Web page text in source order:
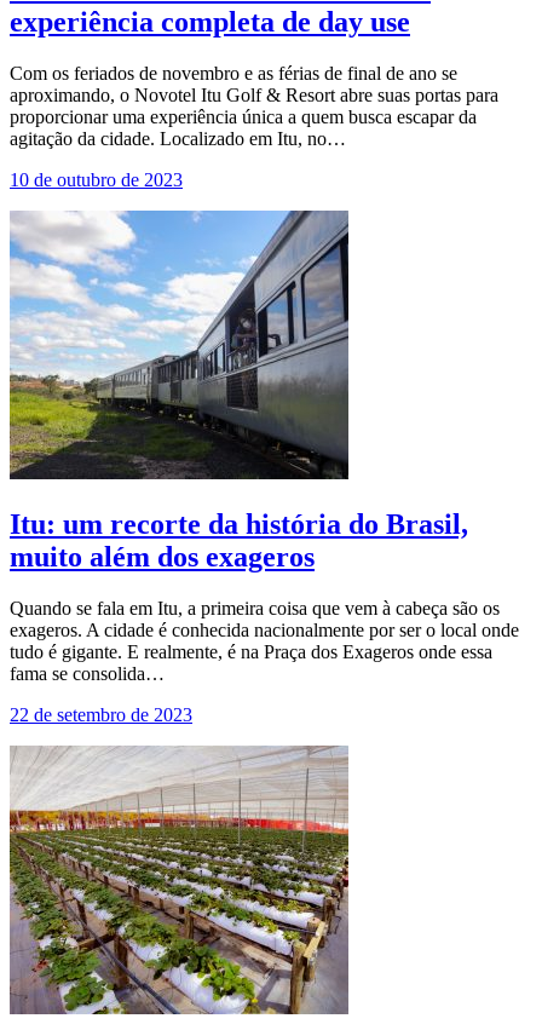
experiência completa de day use
Com os feriados de novembro e as férias de final de ano se
aproximando, o Novotel Itu Golf & Resort abre suas portas para
proporcionar uma experiência única a quem busca escapar da
agitação da cidade. Localizado em Itu, no…
10 de outubro de 2023
Itu: um recorte da história do Brasil,
muito além dos exageros
Quando se fala em Itu, a primeira coisa que vem à cabeça são os
exageros. A cidade é conhecida nacionalmente por ser o local onde
tudo é gigante. E realmente, é na Praça dos Exageros onde essa
fama se consolida…
22 de setembro de 2023